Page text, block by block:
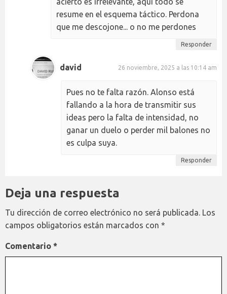
resume en el esquema táctico. Perdona
que me descojone... o no me perdones
Responder
david 26 noviembre, 2025 a las 10:14 am
Pues no te falta razón. Alonso está
fallando a la hora de transmitir sus
ideas pero la falta de intensidad, no
ganar un duelo o perder mil balones no
es culpa suya.
Responder
Deja una respuesta
Tu dirección de correo electrónico no será publicada. Los
campos obligatorios están marcados con *
Comentario *